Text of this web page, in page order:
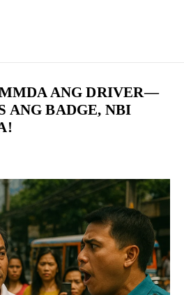
ANG DRIVER—
ANG BADGE, NBI